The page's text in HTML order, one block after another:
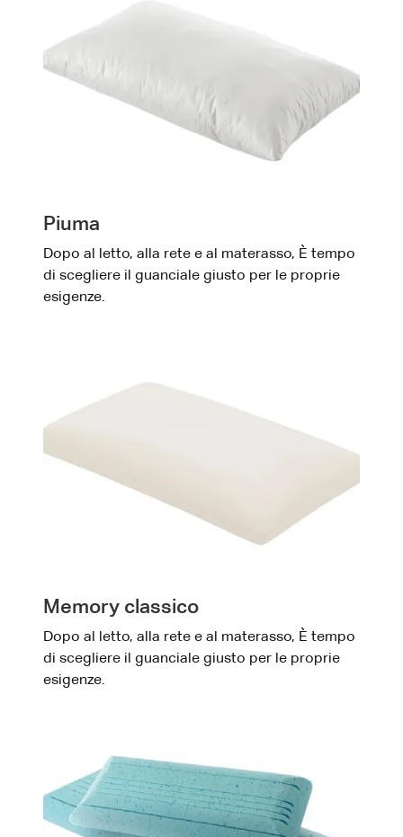
Piuma
Dopo al letto, alla rete e al materasso, È tempo
di scegliere il guanciale giusto per le proprie
esigenze.
Memory classico
Dopo al letto, alla rete e al materasso, È tempo
di scegliere il guanciale giusto per le proprie
esigenze.